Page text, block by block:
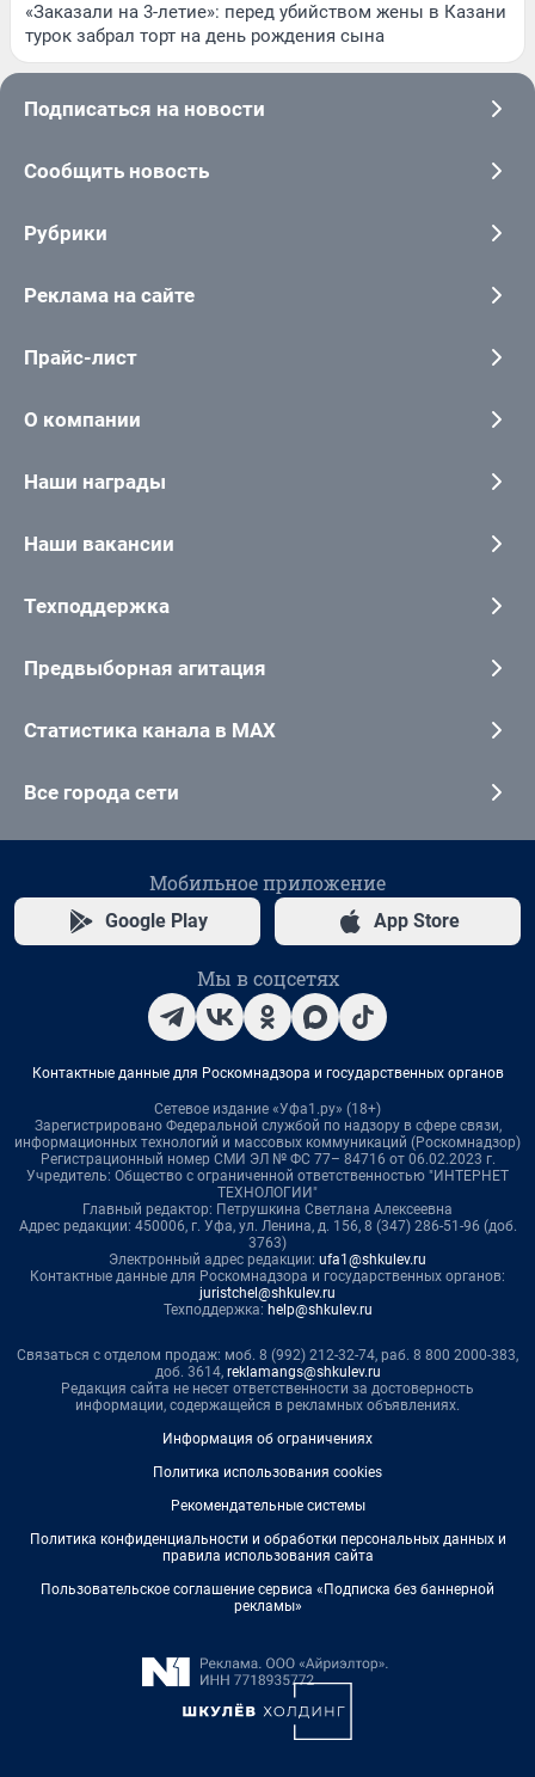
«Заказали на 3-летие»: перед убийством жены в Казани
турок забрал торт на день рождения сына
Подписаться на новости
Сообщить новость
Рубрики
Реклама на сайте
Прайс-лист
О компании
Наши награды
Наши вакансии
Техподдержка
Предвыборная агитация
Статистика канала в MAX
Все города сети
Мобильное приложение
Google Play App Store
Мы в соцсетях
Контактные данные для Роскомнадзора и государственных органов
Сетевое издание «Уфа1.ру» (18+)
Зарегистрировано Федеральной службой по надзору в сфере связи,
информационных технологий и массовых коммуникаций (Роскомнадзор)
Регистрационный номер СМИ ЭЛ № ФС 77– 84716 от 06.02.2023 г.
Учредитель: Общество с ограниченной ответственностью "ИНТЕРНЕТ
ТЕХНОЛОГИИ"
Главный редактор: Петрушкина Светлана Алексеевна
Адрес редакции: 450006, г. Уфа, ул. Ленина, д. 156, 8 (347) 286-51-96 (доб.
3763)
Электронный адрес редакции: ufa1@shkulev.ru
Контактные данные для Роскомнадзора и государственных органов:
juristchel@shkulev.ru
Техподдержка: help@shkulev.ru
Связаться с отделом продаж: моб. 8 (992) 212-32-74, раб. 8 800 2000-383,
доб. 3614, reklamangs@shkulev.ru
Редакция сайта не несет ответственности за достоверность
информации, содержащейся в рекламных объявлениях.
Информация об ограничениях
Политика использования cookies
Рекомендательные системы
Политика конфиденциальности и обработки персональных данных и
правила использования сайта
Пользовательское соглашение сервиса «Подписка без баннерной
рекламы»